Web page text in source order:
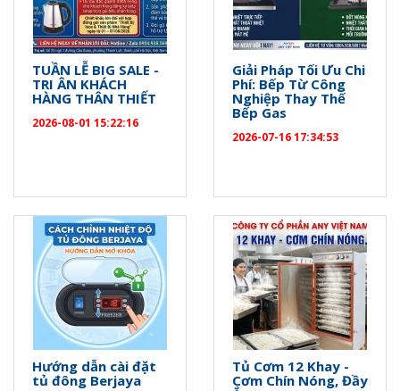
TUẦN LỄ BIG SALE -
TRI ÂN KHÁCH
HÀNG THÂN THIẾT
2026-08-01 15:22:16
Giải Pháp Tối Ưu Chi
Phí: Bếp Từ Công
Nghiệp Thay Thế
Bếp Gas
2026-07-16 17:34:53
Hướng dẫn cài đặt
tủ đông Berjaya
Tủ Cơm 12 Khay -
Cơm Chín Nóng, Đầy